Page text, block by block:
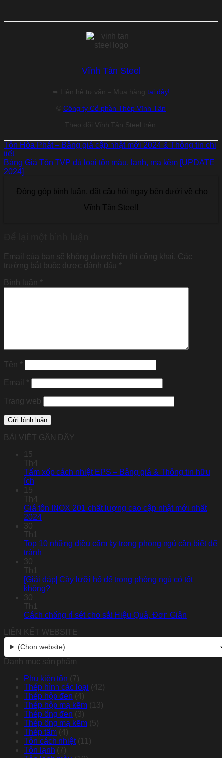
Vĩnh Tân Steel
➥ Liên hệ tư vấn – Mua hàng tại đây!
Công ty Cổ phần Thép Vĩnh Tân
Theo dõi Vĩnh Tân Steel trên:
Tôn Hòa Phát – Bảng giá cập nhật mới 2024 & Thông tin chi
tiết
Bảng Giá Tôn TVP đủ loại tôn màu, lạnh, mạ kẽm [UPDATE
2024]
Đóng góp bình luận, đặt câu hỏi ngay bên dưới về cho
Vĩnh Tân Steel!
Email của bạn sẽ không được hiển thị công khai. Các
trường bắt buộc được đánh dấu *
Bình luận *
Tên *
Email *
Trang web
BÀI VIẾT GẦN ĐÂY
15
Th4
Tấm xốp cách nhiệt EPS – Bảng giá & Thông tin hữu
ích
15
Th4
Giá tôn INOX 201 chất lượng cao cập nhật mới nhất
2024
30
Th1
Top 10 những điều cấm kỵ trong phòng ngủ cần biết để
tránh
30
Th1
[Giải đáp] Cây lưỡi hổ để trong phòng ngủ có tốt
không?
30
Th1
Cách chống rỉ sét cho sắt Hiệu Quả, Đơn Giản
LIÊN KẾT WEBSITE
(Chọn website)
Danh mục sản phẩm
Phụ kiện tôn (7)
Thép hình các loại (42)
Thép hộp đen (4)
Thép hộp mạ kẽm (13)
Thép ống đen (3)
Thép ống mạ kẽm (5)
Thép tấm (4)
Tôn cách nhiệt (11)
Tôn lạnh (7)